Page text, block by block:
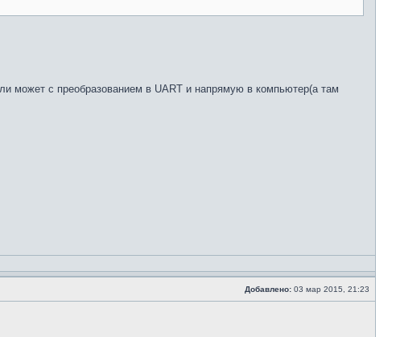
может с преобразованием в UART и напрямую в компьютер(а там
Добавлено: 03 мар 2015, 21:23